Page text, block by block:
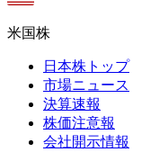
米国株
日本株トップ
市場ニュース
決算速報
株価注意報
会社開示情報